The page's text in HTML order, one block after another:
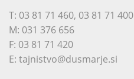
T: 03 81 71 460, 03 81 71 400
M: 031 376 656
F: 03 81 71 420
E: tajnistvo@dusmarje.si